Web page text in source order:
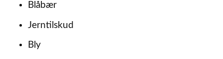
Blåbær
Jerntilskud
Bly